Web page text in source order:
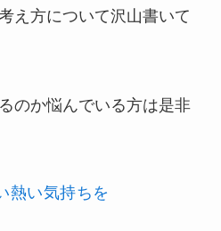
え方について沢山書いて
のか悩んでいる方は是非
熱い気持ちを